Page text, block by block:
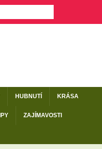
HUBNUTÍ KRÁSA
ZAJÍMAVOSTI